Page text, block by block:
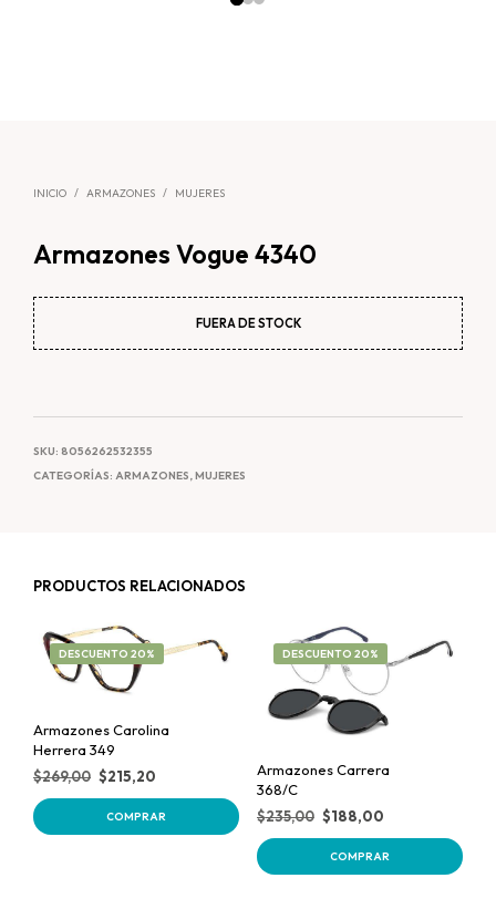
INICIO / ARMAZONES / MUJERES
Armazones Vogue 4340
FUERA DE STOCK
SKU: 8056262532355
CATEGORÍAS: ARMAZONES,MUJERES
PRODUCTOS RELACIONADOS
DESCUENTO 20%
Armazones Carolina
Herrera 349
$269,00 $215,20
COMPRAR
DESCUENTO 20%
Armazones Carrera
368/C
$235,00 $188,00
COMPRAR